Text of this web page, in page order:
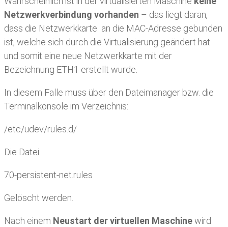
Netzwerkverbindung vorhanden – das liegt daran,
dass die Netzwerkkarte an die MAC-Adresse gebunden
ist, welche sich durch die Virtualisierung geändert hat
und somit eine neue Netzwerkkarte mit der
Bezeichnung ETH1 erstellt wurde.
In diesem Falle muss über den Dateimanager bzw. die
Terminalkonsole im Verzeichnis:
/etc/udev/rules.d/
Die Datei
70-persistent-net.rules
Gelöscht werden.
Nach einem Neustart der virtuellen Maschinewird